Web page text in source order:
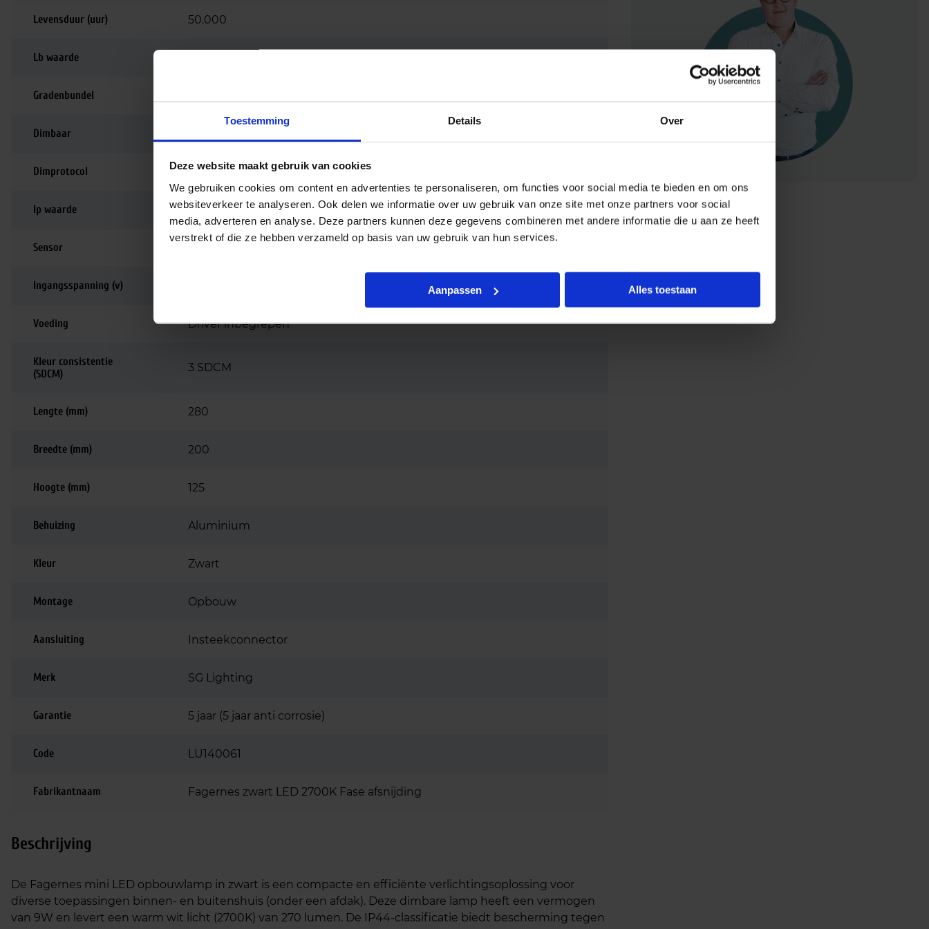
Toestemming Details Over
Deze website maakt gebruik van cookies
We gebruiken cookies om content en advertenties te personaliseren, om functies voor social media te bieden en om ons
websiteverkeer te analyseren. Ook delen we informatie over uw gebruik van onze site met onze partners voor social
media, adverteren en analyse. Deze partners kunnen deze gegevens combineren met andere informatie die u aan ze heeft
verstrekt of die ze hebben verzameld op basis van uw gebruik van hun services.
Aanpassen Alles toestaan
Levensduur (uur) 50.000
Lb waarde
Gradenbundel
Dimbaar
Dimprotocol Fase afsnijding
Ip waarde IP44
Sensor
Ingangsspanning (v)
Voeding Driver inbegrepen
Kleur consistentie
(SDCM)
3 SDCM
Lengte (mm) 280
Breedte (mm) 200
Hoogte (mm) 125
Behuizing Aluminium
Kleur Zwart
Montage Opbouw
Aansluiting Insteekconnector
Merk SG Lighting
Garantie 5 jaar (5 jaar anti corrosie)
Code LU140061
Fabrikantnaam Fagernes zwart LED 2700K Fase afsnijding
Beschrijving
De Fagernes mini LED opbouwlamp in zwart is een compacte en efficiënte verlichtingsoplossing voor
diverse toepassingen binnen- en buitenshuis (onder een afdak). Deze dimbare lamp heeft een vermogen
van 9W en levert een warm wit licht (2700K) van 270 lumen. De IP44-classificatie biedt bescherming tegen